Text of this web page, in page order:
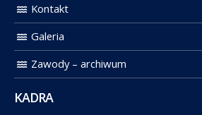
Kontakt
Galeria
Zawody – archiwum
KADRA